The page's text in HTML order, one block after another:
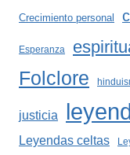
Crecimiento personal
Esperanza
Folclore
justicia
Leyendas celtas